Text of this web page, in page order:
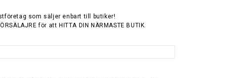
som säljer enbart till butiker!
för att HITTA DIN NÄRMASTE BUTIK.